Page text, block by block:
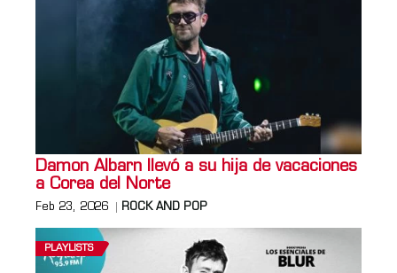
Damon Albarn llevó a su hija de vacaciones
a Corea del Norte
Feb 23, 2026 ROCK AND POP
PLAYLISTS